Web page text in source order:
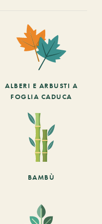
ALBERI E ARBUSTI A
FOGLIA CADUCA
BAMBÙ